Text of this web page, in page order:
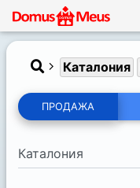
Каталония
ПРОДАЖА